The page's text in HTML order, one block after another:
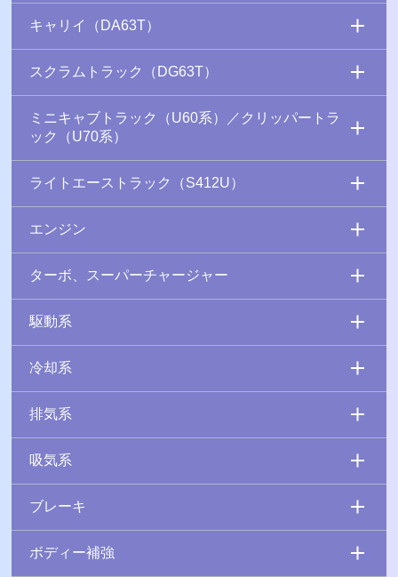
キャリイ（DA63T）
スクラムトラック（DG63T）
ミニキャブトラック（U60系）／クリッパートラ
ック（U70系）
ライトエーストラック（S412U）
エンジン
ターボ、スーパーチャージャー
駆動系
冷却系
排気系
吸気系
ブレーキ
ボディー補強